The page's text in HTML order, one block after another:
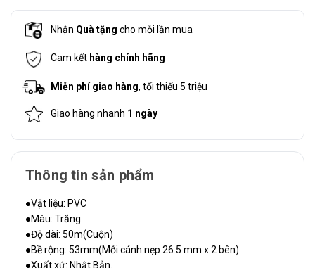
Nhận Quà tặng cho mỗi lần mua
Cam kết hàng chính hãng
Miễn phí giao hàng, tối thiểu 5 triệu
Giao hàng nhanh 1 ngày
Thông tin sản phẩm
●Vật liệu: PVC
●Màu: Trắng
●Độ dài: 50m(Cuộn)
●Bề rộng: 53mm(Mỗi cánh nẹp 26.5 mm x 2 bên)
●Xuất xứ: Nhật Bản.